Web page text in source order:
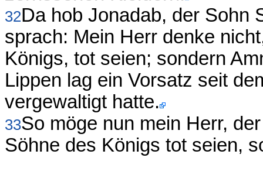
32Da hob Jonadab, der Sohn
sprach: Mein Herr denke
Königs, tot seien; sondern
Lippen lag ein Vorsatz seit
vergewaltigt hatte.
33So möge nun mein Herr,
Söhne des Königs tot seien,